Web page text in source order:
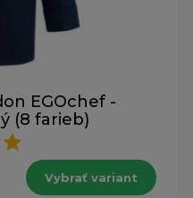
EGOchef -
(8 farieb)
Vybrať variant